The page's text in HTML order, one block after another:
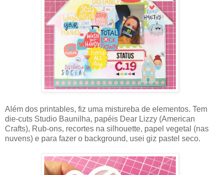
Além dos printables, fiz uma mistureba de elementos. Tem
die-cuts Studio Baunilha, papéis Dear Lizzy (American
Crafts), Rub-ons, recortes na silhouette, papel vegetal (nas
nuvens) e para fazer o background, usei giz pastel seco.